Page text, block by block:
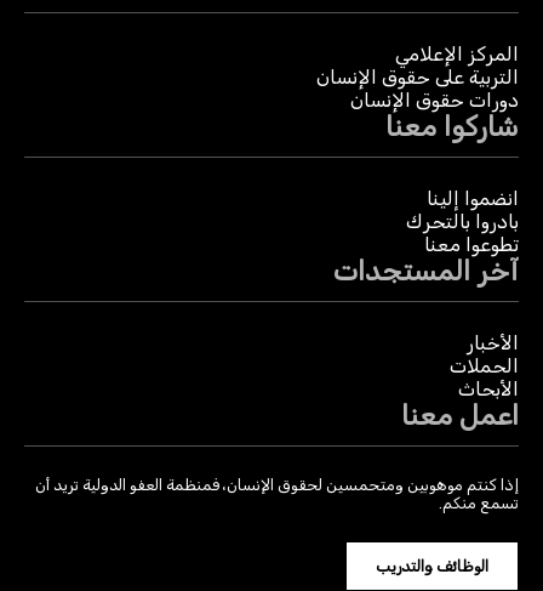
المركز الإعلامي
التربية على حقوق الإنسان
دورات حقوق الإنسان
شاركوا معنا
انضموا إلينا
بادروا بالتحرك
تطوعوا معنا
آخر المستجدات
الأخبار
الحملات
الأبحاث
اعمل معنا
إذا كنتم موهوبين ومتحمسين لحقوق الإنسان، فمنظمة العفو الدولية تريد أن
تسمع منكم.
الوظائف والتدريب